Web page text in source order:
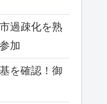
過疎化を熟
加
を確認！御